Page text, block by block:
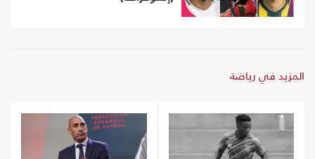
المزيد في رياضة